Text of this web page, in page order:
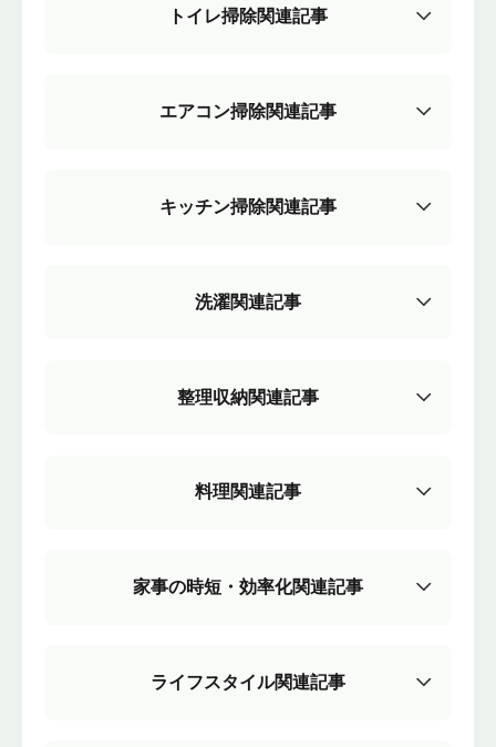
トイレ掃除関連記事
エアコン掃除関連記事
キッチン掃除関連記事
洗濯関連記事
整理収納関連記事
料理関連記事
家事の時短・効率化関連記事
ライフスタイル関連記事